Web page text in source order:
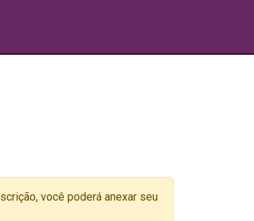
você poderá anexar seu